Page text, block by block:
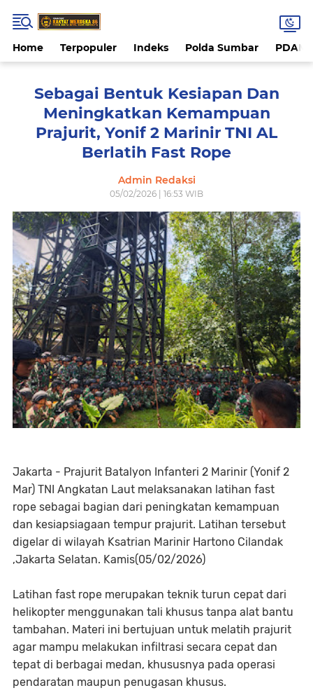
Home Terpopuler Indeks Polda Sumbar PDAM
Sebagai Bentuk Kesiapan Dan
Meningkatkan Kemampuan
Prajurit, Yonif 2 Marinir TNI AL
Berlatih Fast Rope
Admin Redaksi
05/02/2026 | 16:53 WIB
Jakarta - Prajurit Batalyon Infanteri 2 Marinir (Yonif 2
Mar) TNI Angkatan Laut melaksanakan latihan fast
rope sebagai bagian dari peningkatan kemampuan
dan kesiapsiagaan tempur prajurit. Latihan tersebut
digelar di wilayah Ksatrian Marinir Hartono Cilandak
,Jakarta Selatan. Kamis(05/02/2026)
Latihan fast rope merupakan teknik turun cepat dari
helikopter menggunakan tali khusus tanpa alat bantu
tambahan. Materi ini bertujuan untuk melatih prajurit
agar mampu melakukan infiltrasi secara cepat dan
tepat di berbagai medan, khususnya pada operasi
pendaratan maupun penugasan khusus.